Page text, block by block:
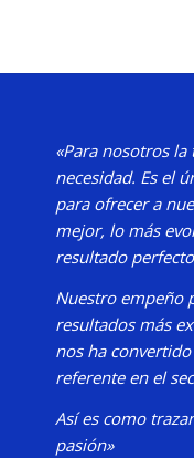
«Para nosotros la
necesidad. Es el
para ofrecer a
mejor, lo más
resultado
Nuestro empeño
resultados más
nos ha
referente en el
Así es como
pasión»